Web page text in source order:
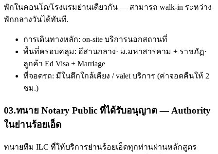
พักในคอนโด/โรงแรมย่านเดียวกัน — สามารถ walk-in ระหว่าง
พักกลางวันได้ทันที.
การเดินทางหลัก: on-site บริการนอกสถานที่
พื้นที่ครอบคลุม: อีสานกลาง· ม.มหาสารคาม + ราชภัฏ·
ลูกค้า Ed Visa + Marriage
ที่จอดรถ: มีในตึกใกล้เคียง / valet บริการ (ค่าจอดคืนให้ 2
ชม.)
03.ทนาย Notary Public ที่ได้รับอนุญาต — Authority
ในย่านร้อยเอ็ด
ทนายทีม ILC ที่ให้บริการย่านร้อยเอ็ดทุกท่านผ่านหลักสูตร